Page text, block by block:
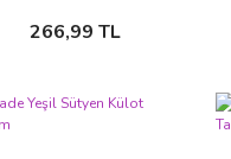
266,99 TL
Sepete Ekle